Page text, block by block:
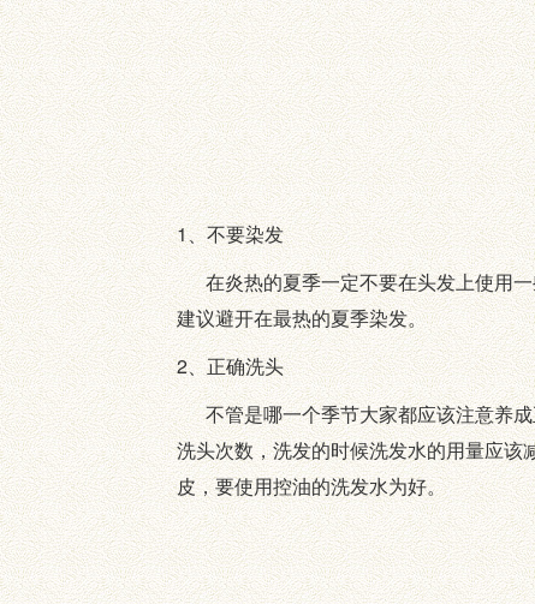
1、不要染发
在炎热的夏季一定不要在头发上使用一
建议避开在最热的夏季染发。
2、正确洗头
不管是哪一个季节大家都应该注意养成
洗头次数，洗发的时候洗发水的用量应
皮，要使用控油的洗发水为好。